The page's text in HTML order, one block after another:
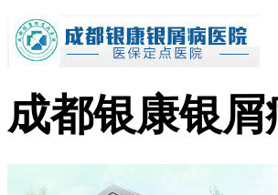
成都银康银屑